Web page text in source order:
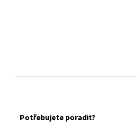
Potřebujete poradit?